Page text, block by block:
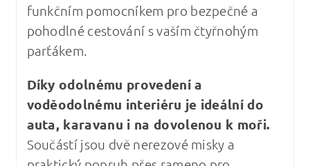
funkčním pomocníkem pro bezpečné a
pohodlné cestování s vaším čtyřnohým
parťákem.
Díky odolnému provedení a
voděodolnému interiéru je ideální do
auta, karavanu i na dovolenou k moři.
Součástí jsou dvě nerezové misky a